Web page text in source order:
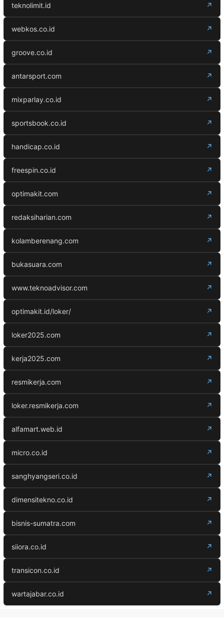
teknolimit.id ↗
webkos.co.id ↗
groove.co.id ↗
antarsport.com ↗
mixparlay.co.id ↗
sportsbook.co.id ↗
handicap.co.id ↗
freespin.co.id ↗
optimakit.com ↗
redaksiharian.com ↗
kolamberenang.com ↗
bukasuara.com ↗
www.teknoadvisor.com ↗
optimakit.id/loker/ ↗
loker2025.com ↗
kerja2025.com ↗
resmikerja.com ↗
loker.resmikerja.com ↗
alfamart.web.id ↗
micro.co.id ↗
sanghyangseri.co.id ↗
dimensitekno.co.id ↗
bisnis-sumatra.com ↗
siiora.co.id ↗
transicon.co.id ↗
wartajabar.co.id ↗